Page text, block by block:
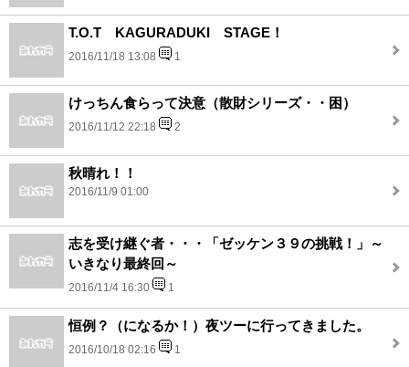
T.O.T KAGURADUKI STAGE！
2016/11/18 13:08 1
けっちん食らって決意（散財シリーズ・・困）
2016/11/12 22:18 2
秋晴れ！！
2016/11/9 01:00
志を受け継ぐ者・・・「ゼッケン３９の挑戦！」～
いきなり最終回～
2016/11/4 16:30 1
恒例？（になるか！）夜ツーに行ってきました。
2016/10/18 02:16 1